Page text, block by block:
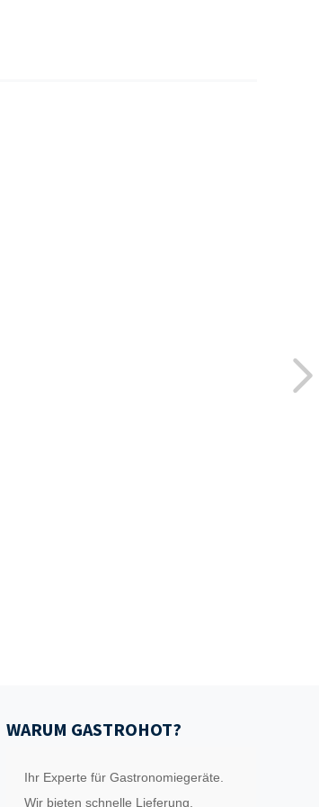
WARUM GASTROHOT?
Ihr Experte für Gastronomiegeräte.
Wir bieten schnelle Lieferung,